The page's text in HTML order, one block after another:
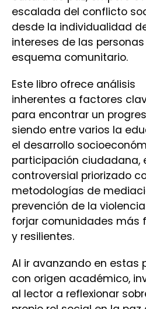
escalada del conflicto
desde la individualidad
intereses de las
esquema comunitario.
Este libro ofrece análisis
inherentes a factores
para encontrar un
siendo entre varios la
el desarrollo
participación ciudadana,
controversial priorizado
metodologías de
prevención de la
forjar comunidades más
y resilientes.
Al ir avanzando en estas
con origen académico,
al lector a reflexionar